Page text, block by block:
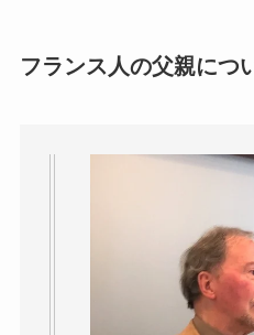
フランス人の父親につ